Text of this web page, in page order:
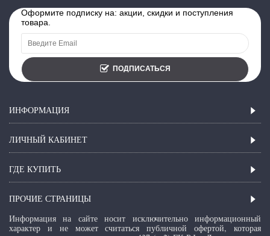
Оформите подписку на: акции, скидки и поступления
товара.
ПОДПИСАТЬСЯ
ИНФОРМАЦИЯ
ЛИЧНЫЙ КАБИНЕТ
ГДЕ КУПИТЬ
ПРОЧИЕ СТРАНИЦЫ
Информация на сайте носит исключительно информационный
характер и не может считаться публичной офертой, которая